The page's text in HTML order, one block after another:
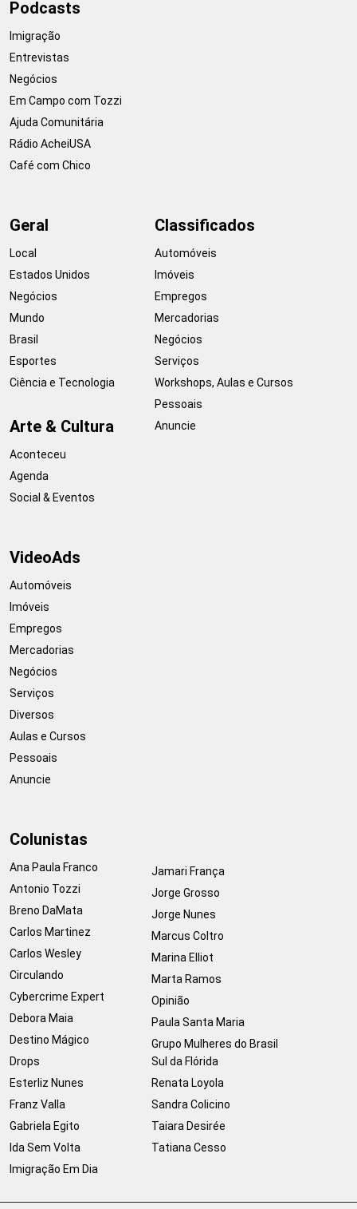
Podcasts
Imigração
Entrevistas
Negócios
Em Campo com Tozzi
Ajuda Comunitária
Rádio AcheiUSA
Café com Chico
Geral
Local
Estados Unidos
Negócios
Mundo
Brasil
Esportes
Ciência e Tecnologia
Arte & Cultura
Aconteceu
Agenda
Social & Eventos
Classificados
Automóveis
Imóveis
Empregos
Mercadorias
Negócios
Serviços
Workshops, Aulas e Cursos
Pessoais
Anuncie
VideoAds
Automóveis
Imóveis
Empregos
Mercadorias
Negócios
Serviços
Diversos
Aulas e Cursos
Pessoais
Anuncie
Colunistas
Ana Paula Franco
Antonio Tozzi
Breno DaMata
Carlos Martinez
Carlos Wesley
Circulando
Cybercrime Expert
Debora Maia
Destino Mágico
Drops
Esterliz Nunes
Franz Valla
Gabriela Egito
Ida Sem Volta
Imigração Em Dia
Jamari França
Jorge Grosso
Jorge Nunes
Marcus Coltro
Marina Elliot
Marta Ramos
Opinião
Paula Santa Maria
Grupo Mulheres do Brasil
Sul da Flórida
Renata Loyola
Sandra Colicino
Taiara Desirée
Tatiana Cesso